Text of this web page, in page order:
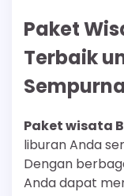
Paket
Terbaik
Paket wisata
liburan Anda
Dengan
Anda dapat